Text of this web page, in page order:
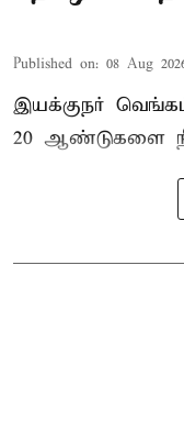
Published on: 08 Aug
இயக்குநர் வெங்கட்
20 ஆண்டுகளை